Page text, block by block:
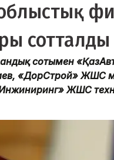
сотталды
сотымен
«ДорСтрой» ЖШС
ЖШС